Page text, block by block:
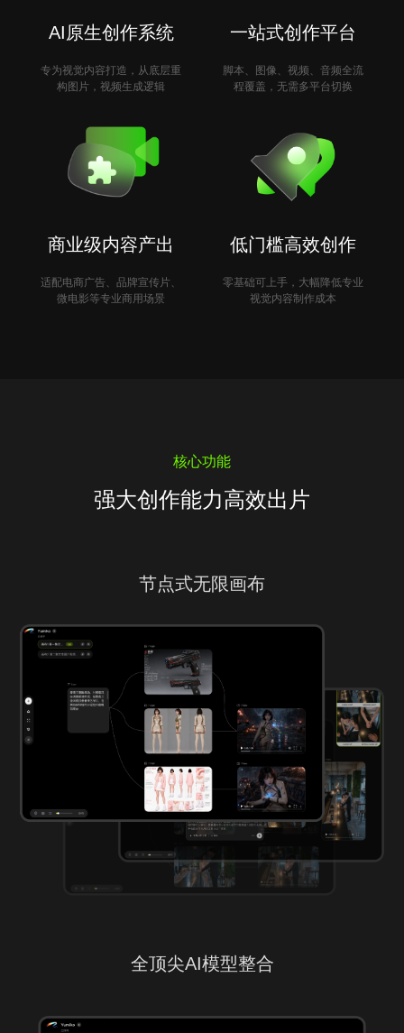
AI原生创作系统
专为视觉内容打造，从底层重
构图片，视频生成逻辑
一站式创作平台
脚本、图像、视频、音频全流
程覆盖，无需多平台切换
商业级内容产出
适配电商广告、品牌宣传片、
微电影等专业商用场景
低门槛高效创作
零基础可上手，大幅降低专业
视觉内容制作成本
核心功能
强大创作能力高效出片
节点式无限画布
全顶尖AI模型整合